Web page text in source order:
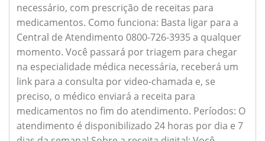
necessário, com prescrição de receitas para
medicamentos. Como funciona: Basta ligar para a
Central de Atendimento 0800-726-3935 a qualquer
momento. Você passará por triagem para chegar
na especialidade médica necessária, receberá um
link para a consulta por video-chamada e, se
preciso, o médico enviará a receita para
medicamentos no fim do atendimento. Períodos: O
atendimento é disponibilizado 24 horas por dia e 7